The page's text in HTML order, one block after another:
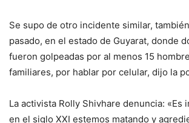
Se supo de otro incidente similar,
pasado, en el estado de Guyarat, donde
fueron golpeadas por al menos 15
familiares, por hablar por celular, dijo la
La activista Rolly Shivhare denuncia: «Es
en el siglo XXI estemos matando y